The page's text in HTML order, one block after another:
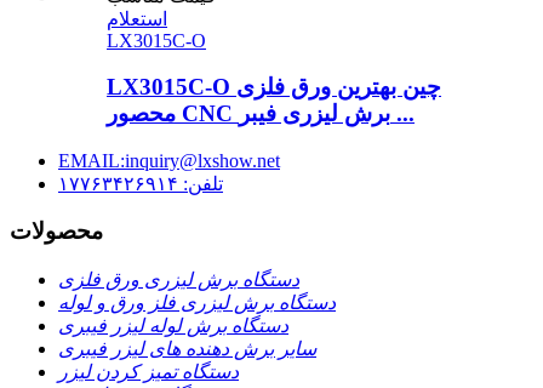
استعلام
LX3015C-O
LX3015C-O چین بهترین ورق فلزی
محصور CNC برش لیزری فیبر ...
EMAIL:inquiry@lxshow.net
تلفن: ۱۷۷۶۳۴۲۶۹۱۴
محصولات
دستگاه برش لیزری ورق فلزی
دستگاه برش لیزری فلز ورق و لوله
دستگاه برش لوله لیزر فیبری
سایر برش دهنده های لیزر فیبری
دستگاه تمیز کردن لیزر